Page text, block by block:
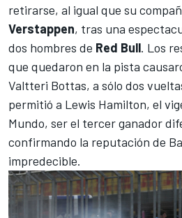
retirarse, al igual que su
Verstappen, tras una
dos hombres de Red Bull. Los
que quedaron en la pista
Valtteri Bottas, a sólo dos
permitió a Lewis Hamilton, el
Mundo, ser el tercer ganador
confirmando la reputación de
impredecible.